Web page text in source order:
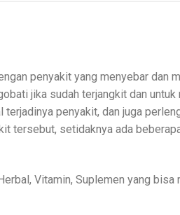
penyakit yang menyebar dan
jika sudah terjangkit dan untuk
terjadinya penyakit, dan juga
tersebut, setidaknya ada
Vitamin, Suplemen yang bisa